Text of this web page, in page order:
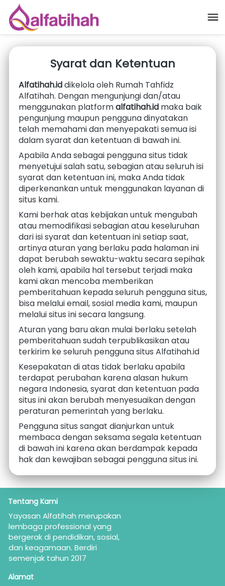
Syarat dan Ketentuan
Alfatihah.id dikelola oleh Rumah Tahfidz
Alfatihah. Dengan mengunjungi dan/atau
menggunakan platform alfatihah.id maka baik
pengunjung maupun pengguna dinyatakan
telah memahami dan menyepakati semua isi
dalam syarat dan ketentuan di bawah ini.
Apabila Anda sebagai pengguna situs tidak
menyetujui salah satu, sebagian atau seluruh isi
syarat dan ketentuan ini, maka Anda tidak
diperkenankan untuk menggunakan layanan di
situs kami.
Kami berhak atas kebijakan untuk mengubah
atau memodifikasi sebagian atau keseluruhan
dari isi syarat dan ketentuan ini setiap saat,
artinya aturan yang berlaku pada halaman ini
dapat berubah sewaktu-waktu secara sepihak
oleh kami, apabila hal tersebut terjadi maka
kami akan mencoba memberikan
pemberitahuan kepada seluruh pengguna situs,
bisa melalui email, sosial media kami, maupun
melalui situs ini secara langsung.
Aturan yang baru akan mulai berlaku setelah
pemberitahuan sudah terpublikasikan atau
terkirim ke seluruh pengguna situs Alfatihah.id
Kesepakatan di atas tidak berlaku apabila
terdapat perubahan karena alasan hukum
negara Indonesia, syarat dan ketentuan pada
situs ini akan berubah menyesuaikan dengan
peraturan pemerintah yang berlaku.
Pengguna situs sangat dianjurkan untuk
membaca dengan seksama segala ketentuan
di bawah ini karena akan berdampak kepada
hak dan kewajiban sebagai pengguna situs ini.
Tentang Kami
Yayasan Alfatihah merupakan
lembaga professional yang
bergerak di pendidikan, sosial,
dan keagamaan. Berdiri
semenjak tahun 2017
Alamat